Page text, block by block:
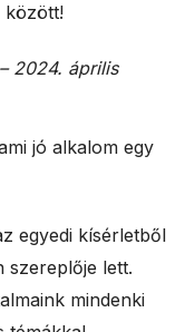
között!
2024. április
jó alkalom egy
egyedi kísérletből
szereplője lett.
mindenki